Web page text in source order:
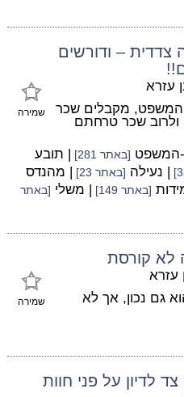
– ודורשים
שמירה
עזרא
המשפט, מקבלים שכר
שכר טרחתם
המשפט [באתר 281] | תובע
| נעילה [באתר 23] | מהנדס
[באתר 149] | משלי [באתר
לא קורסת
שמירה
עזרא
גם נכון, אך לא
לדיון על פני חוות